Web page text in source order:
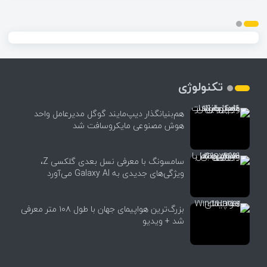
تکنولوژی
هم‌بنیانگذار دیپ‌مایند گوگل مدیرعامل واحد
هوش مصنوعی مایکروسافت شد
سامسونگ با معرفی نسل بعدی گلکسی Z،
ویژگی‌های جدیدی به Galaxy AI می‌آورد
بزرگ‌ترین هواپیمای جهان با طول ۱۰۸ متر معرفی
شد + ویدیو